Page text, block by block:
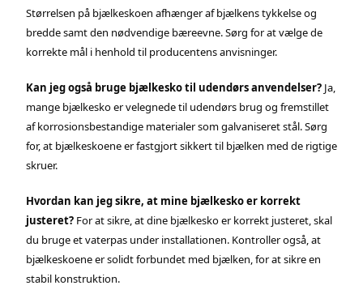
Størrelsen på bjælkeskoen afhænger af bjælkens tykkelse og
bredde samt den nødvendige bæreevne. Sørg for at vælge de
korrekte mål i henhold til producentens anvisninger.
Kan jeg også bruge bjælkesko til udendørs anvendelser? Ja,
mange bjælkesko er velegnede til udendørs brug og fremstillet
af korrosionsbestandige materialer som galvaniseret stål. Sørg
for, at bjælkeskoene er fastgjort sikkert til bjælken med de rigtige
skruer.
Hvordan kan jeg sikre, at mine bjælkesko er korrekt
justeret? For at sikre, at dine bjælkesko er korrekt justeret, skal
du bruge et vaterpas under installationen. Kontroller også, at
bjælkeskoene er solidt forbundet med bjælken, for at sikre en
stabil konstruktion.